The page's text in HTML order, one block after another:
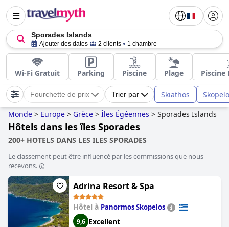
Sporades Islands
Ajouter des dates 2 clients 1 chambre
Wi-Fi Gratuit Parking Piscine Plage Piscine
Fourchette de prix Trier par Skiathos
Monde > Europe > Grèce > Îles Égéennes > Sporades Islands
Hôtels dans les îles Sporades
200+ HOTELS DANS LES ILES SPORADES
Le classement peut être influencé par les commissions que nous
recevons.
Adrina Resort & Spa
Hôtel à Panormos Skopelos
9,6 Excellent